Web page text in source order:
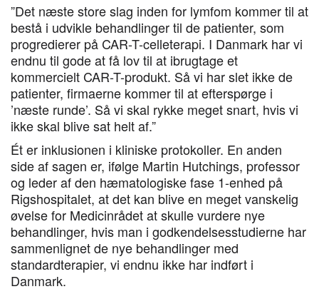
”Det næste store slag inden for lymfom kommer til at
bestå i udvikle behandlinger til de patienter, som
progredierer på CAR-T-celleterapi. I Danmark har vi
endnu til gode at få lov til at ibrugtage et
kommercielt CAR-T-produkt. Så vi har slet ikke de
patienter, firmaerne kommer til at efterspørge i
’næste runde’. Så vi skal rykke meget snart, hvis vi
ikke skal blive sat helt af.”
Ét er inklusionen i kliniske protokoller. En anden
side af sagen er, ifølge Martin Hutchings, professor
og leder af den hæmatologiske fase 1-enhed på
Rigshospitalet, at det kan blive en meget vanskelig
øvelse for Medicinrådet at skulle vurdere nye
behandlinger, hvis man i godkendelsesstudierne har
sammenlignet de nye behandlinger med
standardterapier, vi endnu ikke har indført i
Danmark.